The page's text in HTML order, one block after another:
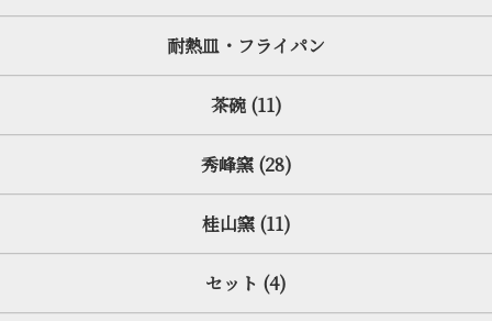
耐熱皿・フライパン
茶碗 (11)
秀峰窯 (28)
桂山窯 (11)
セット (4)